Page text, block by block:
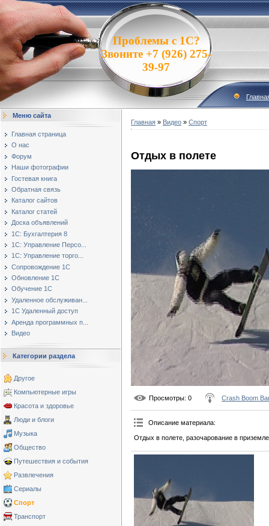
Проблемы с 1С?
Звоните +7 (926) 275-
39-97
Меню сайта
Главная страница
О нас
Форум
Наши фотографии
Гостевая книга
Обратная связь
Каталог сайтов
Каталог статей
Доска объявлений
1С: Бухгалтерия 8
1С: Управление Персо...
1С: Управление торго...
Сопровождение 1С
Обновление 1С
Обучение 1С
Удаленное обслуживан...
1С Удаленный доступ
Аренда программных п...
Видео
Категории раздела
Другое
Компьютерные игры
Красота и здоровье
Люди и блоги
Музыка
Общество
Путешествия и события
Развлечения
Сериалы
Спорт
Транспорт
Главная » Видео » Спорт
Отдых в полете
Просмотры: 0 Crash Boom
Описание материала:
Отдых в полете, разочарование в